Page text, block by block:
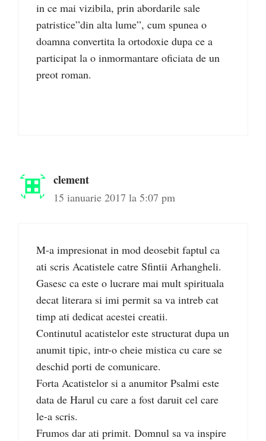
in ce mai vizibila, prin abordarile sale
patristice”din alta lume”, cum spunea o
doamna convertita la ortodoxie dupa ce a
participat la o inmormantare oficiata de un
preot roman.
clement
15 ianuarie 2017 la 5:07 pm
M-a impresionat in mod deosebit faptul ca
ati scris Acatistele catre Sfintii Arhangheli.
Gasesc ca este o lucrare mai mult spirituala
decat literara si imi permit sa va intreb cat
timp ati dedicat acestei creatii.
Continutul acatistelor este structurat dupa un
anumit tipic, intr-o cheie mistica cu care se
deschid porti de comunicare.
Forta Acatistelor si a anumitor Psalmi este
data de Harul cu care a fost daruit cel care
le-a scris.
Frumos dar ati primit. Domnul sa va inspire